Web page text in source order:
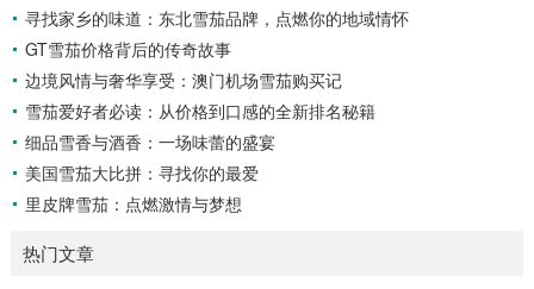
寻找家乡的味道：东北雪茄品牌，点燃你的地域情怀
GT雪茄价格背后的传奇故事
边境风情与奢华享受：澳门机场雪茄购买记
雪茄爱好者必读：从价格到口感的全新排名秘籍
细品雪香与酒香：一场味蕾的盛宴
美国雪茄大比拼：寻找你的最爱
里皮牌雪茄：点燃激情与梦想
热门文章